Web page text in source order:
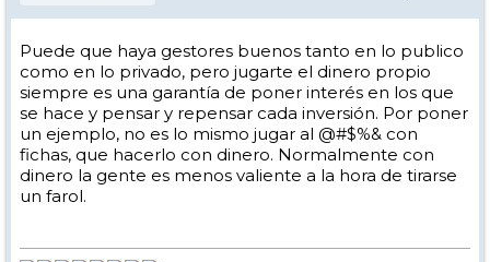
Puede que haya gestores buenos tanto en lo publico
como en lo privado, pero jugarte el dinero propio
siempre es una garantía de poner interés en los que
se hace y pensar y repensar cada inversión. Por poner
un ejemplo, no es lo mismo jugar al @#$%& con
fichas, que hacerlo con dinero. Normalmente con
dinero la gente es menos valiente a la hora de tirarse
un farol.